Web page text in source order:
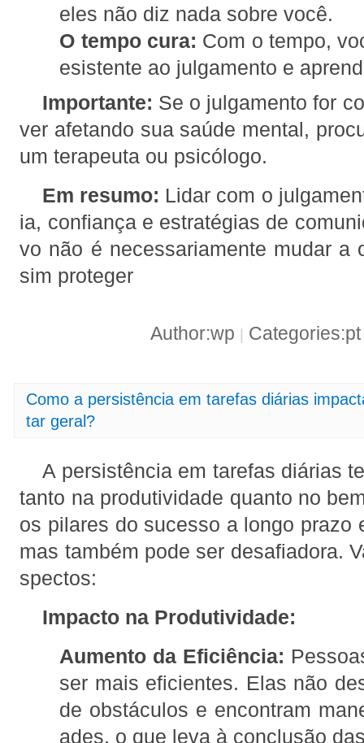
eles não diz nada sobre você.
O tempo cura: Com o tempo,
esistente ao julgamento e
Importante: Se o julgamento for
ver afetando sua saúde mental,
um terapeuta ou psicólogo.
Em resumo: Lidar com o
ia, confiança e estratégias de
vo não é necessariamente mudar a
sim proteger
Author:wp
Como a persistência em tarefas diárias
tar geral?
A persistência em tarefas diárias
tanto na produtividade quanto no
os pilares do sucesso a longo prazo
mas também pode ser desafiadora.
spectos:
Impacto na Produtividade:
Aumento da Eficiência:
ser mais eficientes. Elas não
de obstáculos e encontram
ades, o que leva à conclusão